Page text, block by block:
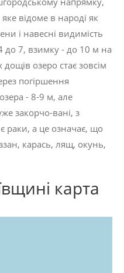
яке відоме в народі як
і навесні видимість
до 7, взимку - до 10 м на
озеро стає зовсім
погіршення
- 8-9 м, але
закорчо-вані, з
раки, а це означає, що
карась, лящ, окунь,
карта